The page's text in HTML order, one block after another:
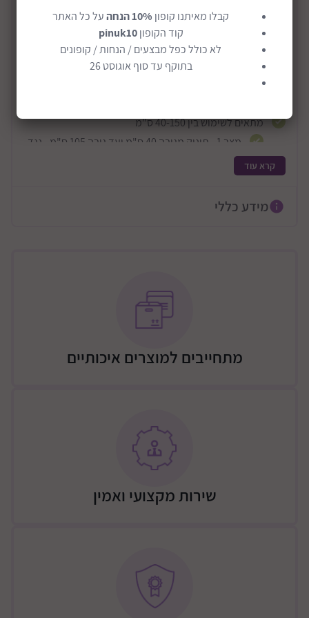
360 R129
כיסא בטיחות מסתובב משולב בוסטר
בתקן אירופאי i-Size R129 העדכני והמחמיר
מתאים לשימוש בין 40-150 ס"מ
מצב 1 - תינוק מגובה 40 ס"מ ועד גובה 105 ס"מ - נגד
כיוון הנסיעה.
ריפוד בעל קצף זיכרון סופח זעזוע
משענת ראש מתכווננת עם 15 מצבים
קרא עוד
מידע כללי
מתחייבים למוצרים איכותיים
שירות מקצועי ואמין
קבלו מאיתנו קופון 10% הנחה
על כל האתר
קוד הקופוןpinuk10
לא כולל כפל מבצעים / הנחות / קופונים
בתוקף עד סוף אוגוסט 26